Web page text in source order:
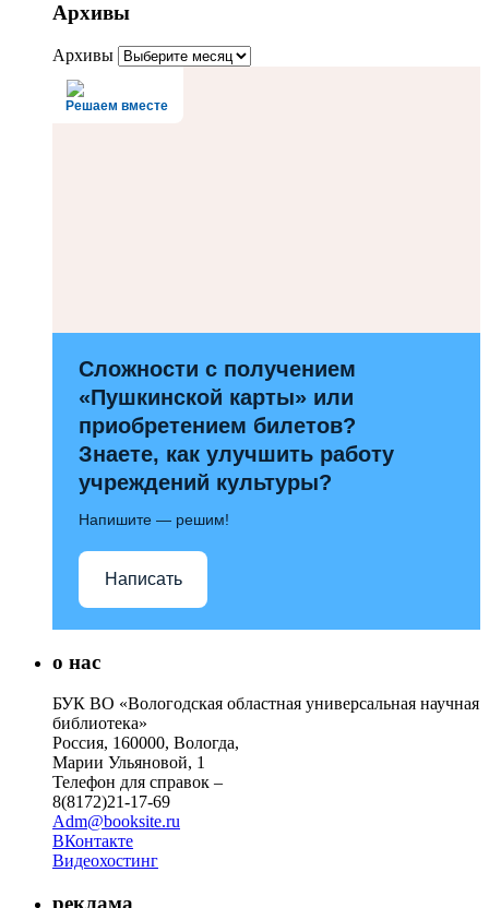
Архивы
Архивы
Решаем вместе
Сложности с получением
«Пушкинской карты» или
приобретением билетов?
Знаете, как улучшить работу
учреждений культуры?
Напишите — решим!
Написать
о нас
БУК ВО «Вологодская областная универсальная научная
библиотека»
Россия, 160000, Вологда,
Марии Ульяновой, 1
Телефон для справок –
8(8172)21-17-69
Adm@booksite.ru
ВКонтакте
Видеохостинг
реклама